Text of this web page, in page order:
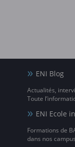
ENI Blog
Actualités,
Toute
ENI Ecole
Formations de
dans nos